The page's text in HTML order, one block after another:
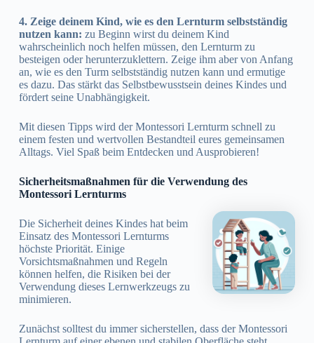
4. Zeige deinem Kind, wie es den Lernturm selbstständig
nutzen kann: zu Beginn wirst du deinem Kind
wahrscheinlich noch helfen müssen, den Lernturm zu
besteigen oder herunterzuklettern. Zeige ihm aber von Anfang
an, wie es den Turm selbstständig nutzen kann und ermutige
es dazu. Das stärkt das Selbstbewusstsein deines Kindes und
fördert seine Unabhängigkeit.
Mit diesen Tipps wird der Montessori Lernturm schnell zu
einem festen und wertvollen Bestandteil eures gemeinsamen
Alltags. Viel Spaß beim Entdecken und Ausprobieren!
Sicherheitsmaßnahmen für die Verwendung des
Montessori Lernturms
Die Sicherheit deines Kindes hat beim
Einsatz des Montessori Lernturms
höchste Priorität. Einige
Vorsichtsmaßnahmen und Regeln
können helfen, die Risiken bei der
Verwendung dieses Lernwerkzeugs zu
minimieren.
Zunächst solltest du immer sicherstellen, dass der Montessori